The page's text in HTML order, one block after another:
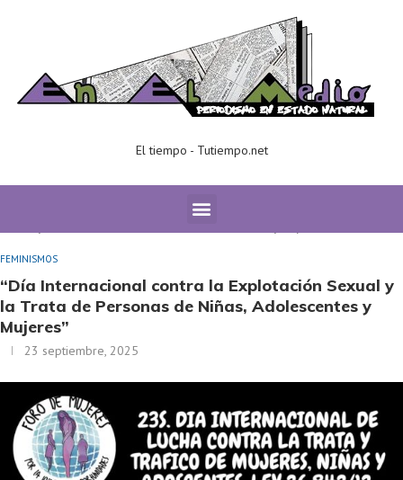
El tiempo - Tutiempo.net
“Día Internacional contra la Explotación
FEMINISMOS
“Día Internacional contra la Explotación Sexual y
la Trata de Personas de Niñas, Adolescentes y
Mujeres”
23 septiembre, 2025